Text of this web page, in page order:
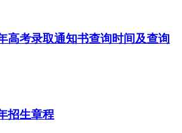
高考录取通知书查询时间及查询
招生章程